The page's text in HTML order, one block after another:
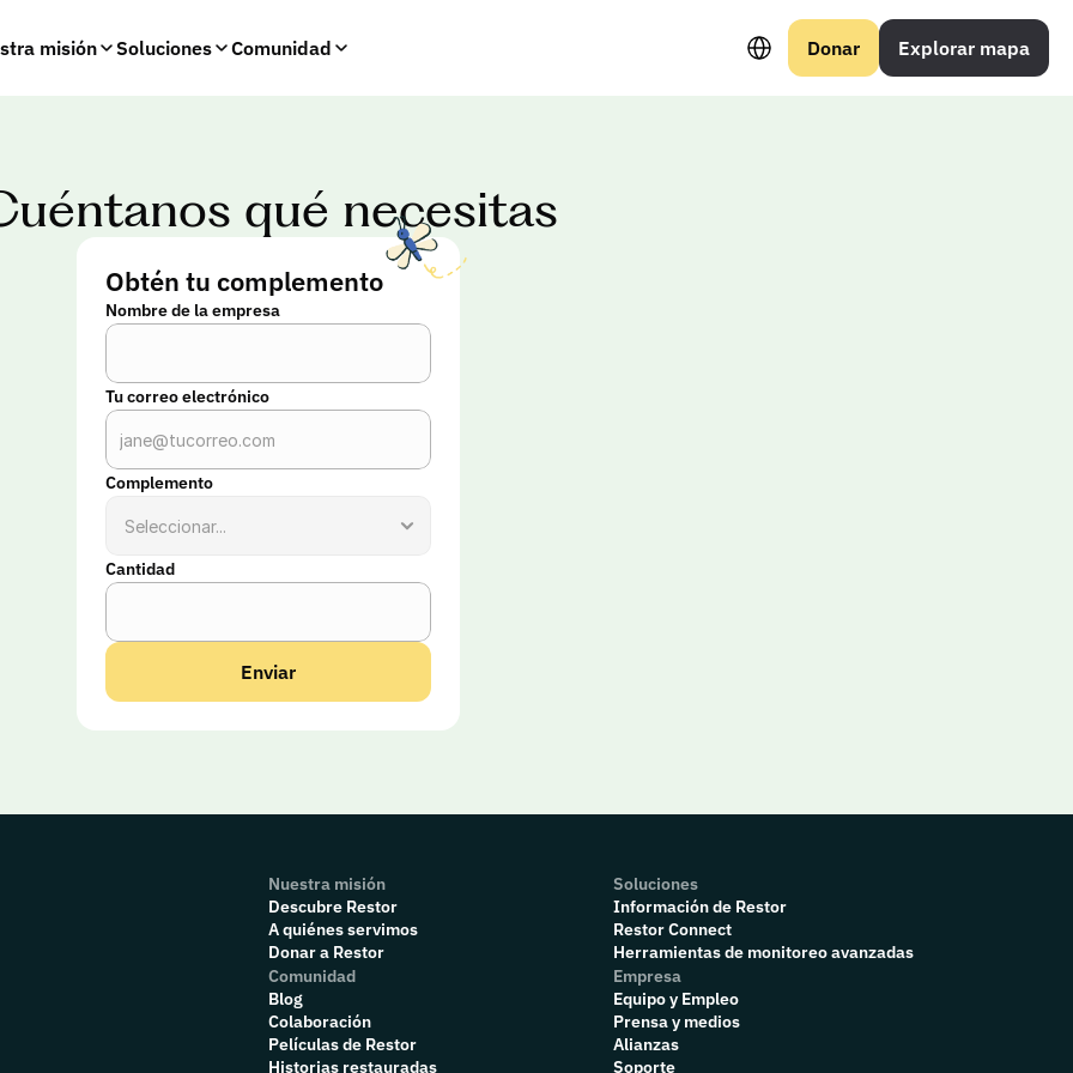
misión Soluciones Comunidad
Select Language
Donar Explorar mapa
qué necesitas
Obtén tu complemento
Nombre de la empresa
Tu correo electrónico
Complemento
Cantidad
Enviar
Nuestra misión
Descubre Restor
A quiénes servimos
Donar a Restor
Soluciones
Información de Restor
Restor Connect
Herramientas de monitoreo avanzadas
Comunidad
Blog
Colaboración
Películas de Restor
Historias restauradas
Empresa
Equipo y Empleo
Prensa y medios
Alianzas
Soporte